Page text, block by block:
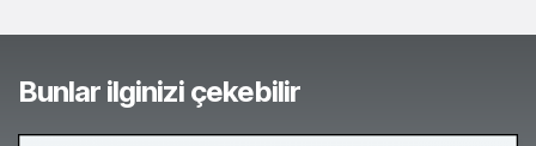
Bunlar ilginizi çekebilir